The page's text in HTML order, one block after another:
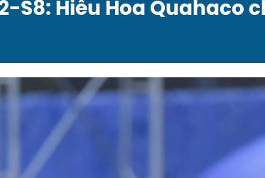
S8: Hiếu Hoa